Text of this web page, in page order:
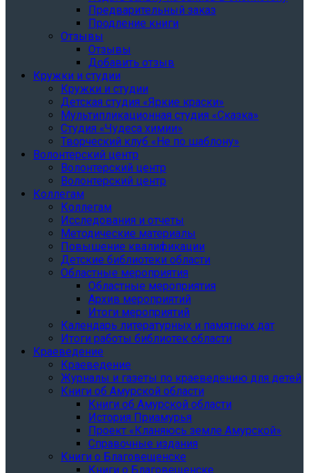
Предварительный заказ
Продление книги
Отзывы
Отзывы
Добавить отзыв
Кружки и студии
Кружки и студии
Детская студия «Яркие краски»
Мультипликационная студия «Сказка»
Студия «Чудеса химии»
Творческий клуб «Не по шаблону»
Волонтерский центр
Волонтерский центр
Волонтерский центр
Коллегам
Коллегам
Исследования и отчеты
Методические материалы
Повышение квалификации
Детские библиотеки области
Областные мероприятия
Областные мероприятия
Архив мероприятий
Итоги мероприятий
Календарь литературных и памятных дат
Итоги работы библиотек области
Краеведение
Краеведение
Журналы и газеты по краеведению для детей
Книги об Амурской области
Книги об Амурской области
История Приамурья
Проект «Кланяюсь земле Амурской»
Справочные издания
Книги о Благовещенске
Книги о Благовещенске